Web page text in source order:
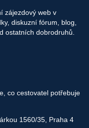
zájezdový web v
diskuzní fórum, blog,
ostatních dobrodruhů.
co cestovatel potřebuje
1560/35, Praha 4